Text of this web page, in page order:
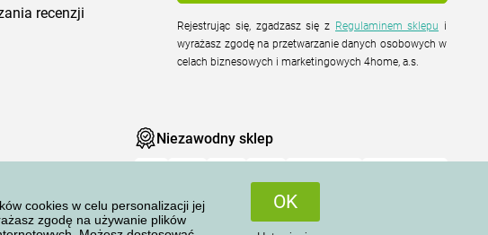
cookies w celu personalizacji jej
zgodę na używanie plików
OK
recenzji
Rejestrując się, zgadzasz się z Regulaminem sklepu
wyrażasz zgodę na przetwarzanie danych osobowych w
celach biznesowych i marketingowych 4home, a.s.
Niezawodny sklep